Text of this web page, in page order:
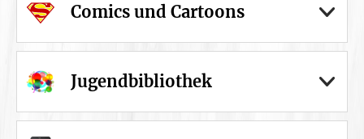
Comics und Cartoons
Jugendbibliothek